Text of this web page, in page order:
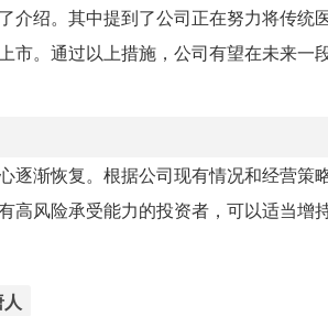
介绍。其中提到了公司正在努力将传统
市。通过以上措施，公司有望在未来一
逐渐恢复。根据公司现有情况和经营策
高风险承受能力的投资者，可以适当增
人